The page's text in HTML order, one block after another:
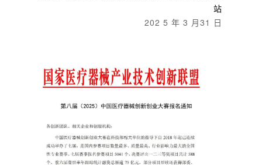
站
202 5 年 3 月31 日